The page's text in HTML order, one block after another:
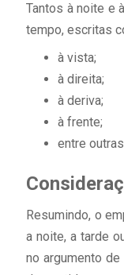
Tantos à noite e
tempo, escritas
à vista;
à direita;
à deriva;
à frente;
entre
Resumindo, o
a noite, a tarde
no argumento